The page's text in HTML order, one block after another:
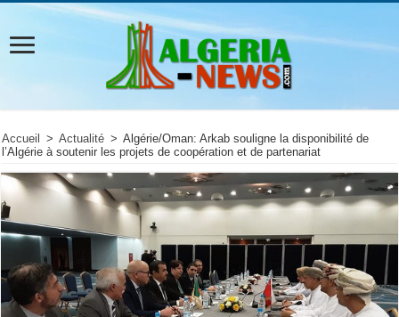
Accueil > Actualité > Algérie/Oman: Arkab souligne la disponibilité de
l’Algérie à soutenir les projets de coopération et de partenariat